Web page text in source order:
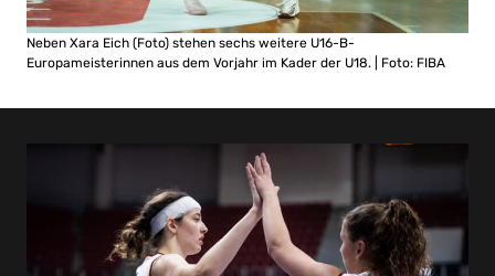
Neben Xara Eich (Foto) stehen sechs weitere U16-B-
Europameisterinnen aus dem Vorjahr im Kader der U18. | Foto: FIBA